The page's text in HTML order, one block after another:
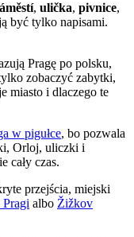
, ulička, pivnice,
być tylko napisami.
Pragę po polsku,
zobaczyć zabytki,
miasto i dlaczego te
w pigułce, bo pozwala
Orloj, uliczki i
cały czas.
przejścia, miejski
Pragi albo Žižkov